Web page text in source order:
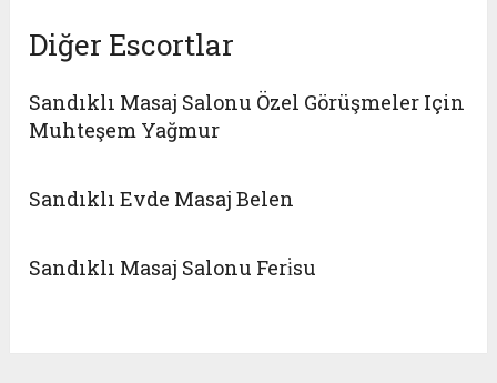
Diğer Escortlar
Sandıklı Masaj Salonu Özel Görüşmeler Için
Muhteşem Yağmur
Sandıklı Evde Masaj Belen
Sandıklı Masaj Salonu Feri̇su